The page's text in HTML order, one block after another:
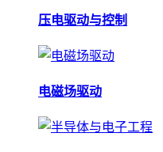
压电驱动与控制
电磁场驱动